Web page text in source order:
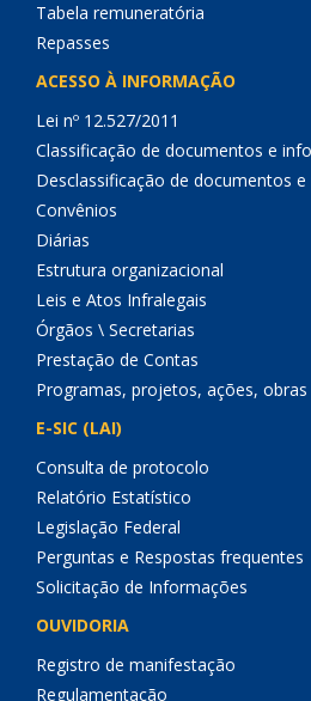
Tabela remuneratória
Repasses
ACESSO À INFORMAÇÃO
Lei nº 12.527/2011
Classificação de documentos e
Desclassificação de documentos
Convênios
Diárias
Estrutura organizacional
Leis e Atos Infralegais
Órgãos \ Secretarias
Prestação de Contas
Programas, projetos, ações, obras
E-SIC (LAI)
Consulta de protocolo
Relatório Estatístico
Legislação Federal
Perguntas e Respostas frequentes
Solicitação de Informações
OUVIDORIA
Registro de manifestação
Regulamentação